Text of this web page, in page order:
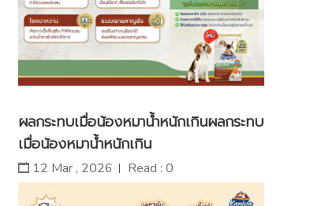
ผลกระทบเมื่อน้องหมาน้ำหนักเกินผลกระทบ
เมื่อน้องหมาน้ำหนักเกิน
12 Mar , 2026 Read : 0